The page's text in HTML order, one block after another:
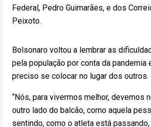
Federal, Pedro Guimarães, e dos
Peixoto.
Bolsonaro voltou a lembrar as
pela população por conta da pandemia
preciso se colocar no lugar dos outros.
“Nós, para vivermos melhor, devemos
outro lado do balcão, como aquela
sentindo, como o atleta está